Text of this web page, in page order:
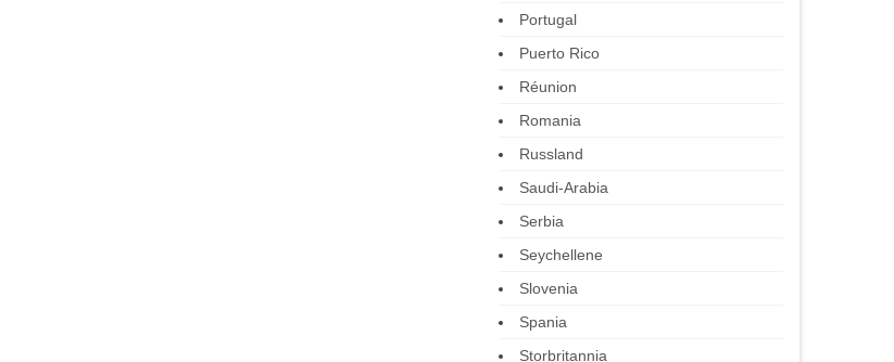
Portugal
Puerto Rico
Réunion
Romania
Russland
Saudi-Arabia
Serbia
Seychellene
Slovenia
Spania
Storbritannia